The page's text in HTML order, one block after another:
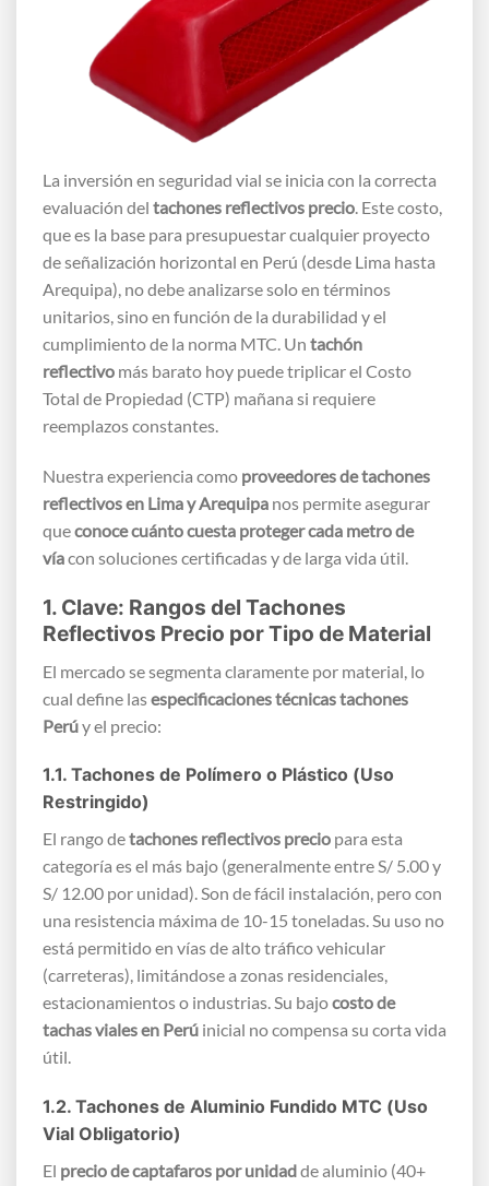
La inversión en seguridad vial se inicia con la correcta
evaluación del tachones reflectivos precio. Este costo,
que es la base para presupuestar cualquier proyecto
de señalización horizontal en Perú (desde Lima hasta
Arequipa), no debe analizarse solo en términos
unitarios, sino en función de la durabilidad y el
cumplimiento de la norma MTC. Un tachón
reflectivo más barato hoy puede triplicar el Costo
Total de Propiedad (CTP) mañana si requiere
reemplazos constantes.
Nuestra experiencia como proveedores de tachones
reflectivos en Lima y Arequipa nos permite asegurar
queconoce cuánto cuesta proteger cada metro de
víacon soluciones certificadas y de larga vida útil.
1. Clave: Rangos del Tachones
Reflectivos Precio por Tipo de Material
El mercado se segmenta claramente por material, lo
cual define lasespecificaciones técnicas tachones
Perúy el precio:
1.1. Tachones de Polímero o Plástico (Uso
Restringido)
El rango detachones reflectivos precio para esta
categoría es el más bajo (generalmente entre S/ 5.00 y
S/ 12.00 por unidad). Son de fácil instalación, pero con
una resistencia máxima de 10-15 toneladas. Su uso no
está permitido en vías de alto tráfico vehicular
(carreteras), limitándose a zonas residenciales,
estacionamientos o industrias. Su bajocosto de
tachas viales en Perú inicial no compensa su corta vida
útil.
1.2. Tachones de Aluminio Fundido MTC (Uso
Vial Obligatorio)
El precio de captafaros por unidadde aluminio (40+